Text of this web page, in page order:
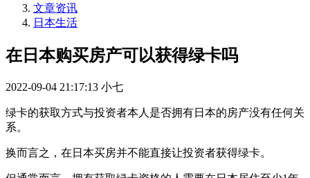
文章资讯
日本生活
在日本购买房产可以获得绿卡吗
2022-09-04 21:17:13 小七
绿卡的获取方式与投资者本人是否拥有日本的房产没有任何关
系。
换而言之，在日本买房并不能直接让投资者获得绿卡。